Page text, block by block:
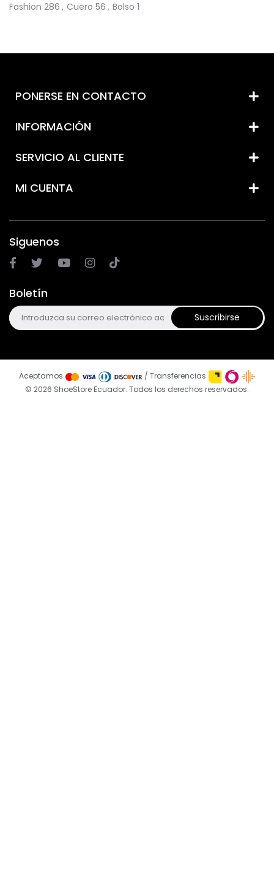
Fashion 286 , Cuero 56 , Bolso 1
PONERSE EN CONTACTO
INFORMACIÓN
SERVICIO AL CLIENTE
MI CUENTA
Siguenos
Boletín
Suscribirse
© 2026 ShoeStore Ecuador. Todos los derechos reservados.
Aceptamos / Transferencias